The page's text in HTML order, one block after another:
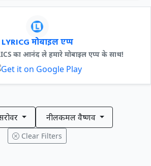
LYRICG मोबाइल एप्प
का आनंद ले हमारे मोबाइल एप्प के साथ!
नीलकमल वैष्णव
Clear Filters